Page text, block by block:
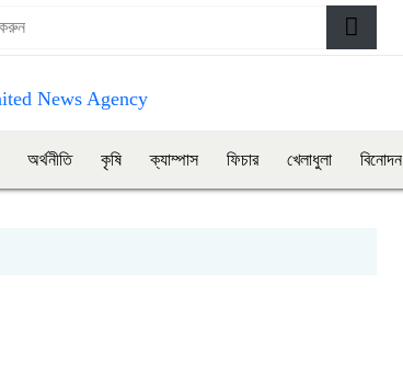
অর্থনীতি কৃষি ক্যাম্পাস ফিচার খেলাধুলা বিনোদন